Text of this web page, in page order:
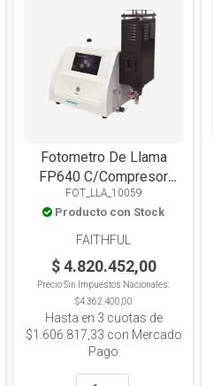
Fotometro De Llama
FP640 C/Compresor
Na:0-160ppm K:0-
100ppm
FOT_LLA_10059
Producto con Stock
FAITHFUL
$ 4.820.452,00
Precio Sin Impuestos Nacionales:
$4.362.400,00
Hasta en 3 cuotas de
$1.606.817,33 con Mercado
Pago